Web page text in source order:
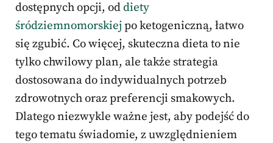
dostępnych opcji, oddiety
śródziemnomorskiejpo ketogeniczną, łatwo
się zgubić. Co więcej, skuteczna dieta to nie
tylko chwilowy plan, ale także strategia
dostosowana do indywidualnych potrzeb
zdrowotnych oraz preferencji smakowych.
Dlatego niezwykle ważne jest, aby podejść do
tego tematu świadomie, z uwzględnieniem